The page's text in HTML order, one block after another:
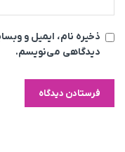
ذخیره نام، ایمیل و
دیدگاهی می‌نویسم.